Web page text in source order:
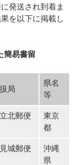
発送され到着ま
を以下に掲載し
簡易書留
局
県名
等
北郵便
東京
都
城郵便
沖縄
県